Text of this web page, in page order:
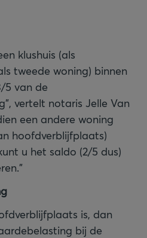
klushuis (als
tweede woning) binnen
5 van de
vertelt notaris Jelle Van
een andere woning
hoofdverblijfplaats)
u het saldo (2/5 dus)
is, dan
bij de